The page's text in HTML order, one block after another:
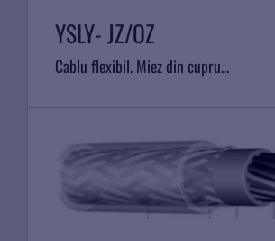
YSLY- JZ/OZ
Cablu flexibil. Miez din cupru...